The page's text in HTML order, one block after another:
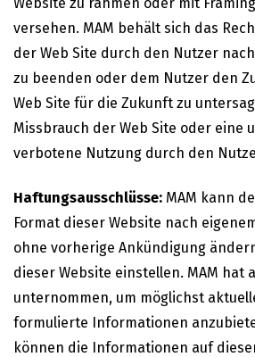
versehen. MAM behält sich das
der Web Site durch den Nutzer
zu beenden oder dem Nutzer den
Web Site für die Zukunft zu
Missbrauch der Web Site oder eine
verbotene Nutzung durch den
Haftungsausschlüsse: MAM kann
Format dieser Website nach
ohne vorherige Ankündigung
dieser Website einstellen. MAM hat
unternommen, um möglichst
formulierte Informationen
können die Informationen auf